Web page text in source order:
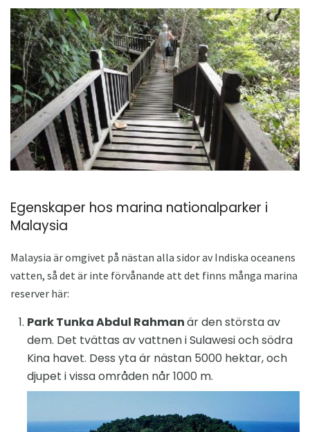
Egenskaper hos marina nationalparker i
Malaysia
Malaysia är omgivet på nästan alla sidor av Indiska oceanens
vatten, så det är inte förvånande att det finns många marina
reserver här:
Park Tunka Abdul Rahmanär den största av
dem. Det tvättas av vattnen i Sulawesi och södra
Kina havet. Dess yta är nästan 5000 hektar, och
djupet i vissa områden når 1000 m.